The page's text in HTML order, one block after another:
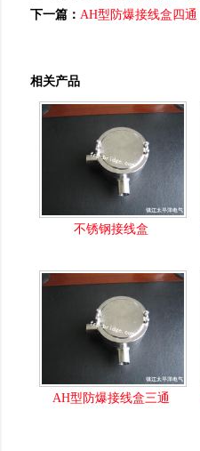
下一篇： AH型防爆接线盒四通
相关产品
不锈钢接线盒
AH型防爆接线盒三通